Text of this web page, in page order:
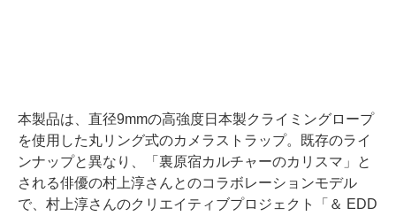
本製品は、直径9mmの高強度日本製クライミングロープ
を使用した丸リング式のカメラストラップ。既存のライ
ンナップと異なり、「裏原宿カルチャーのカリスマ」と
される俳優の村上淳さんとのコラボレーションモデル
で、村上淳さんのクリエイティブプロジェクト「＆ EDD